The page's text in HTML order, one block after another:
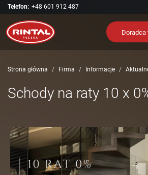
Telefon: +48 601 912 487
Doradca
Strona główna Firma Informacje
Schody na raty 10 x